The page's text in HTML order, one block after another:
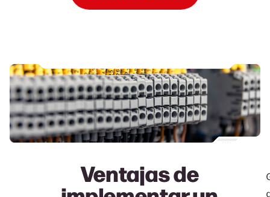
Ventajas de